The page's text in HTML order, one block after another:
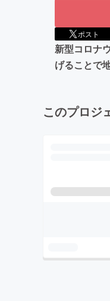
ポスト
新型コロナ
げることで
このプロジ